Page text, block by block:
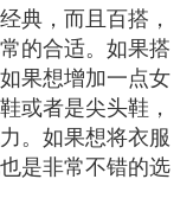
典，而且百搭，
的合适。如果搭
果想增加一点女
或者是尖头鞋，
。如果想将衣服
是非常不错的选